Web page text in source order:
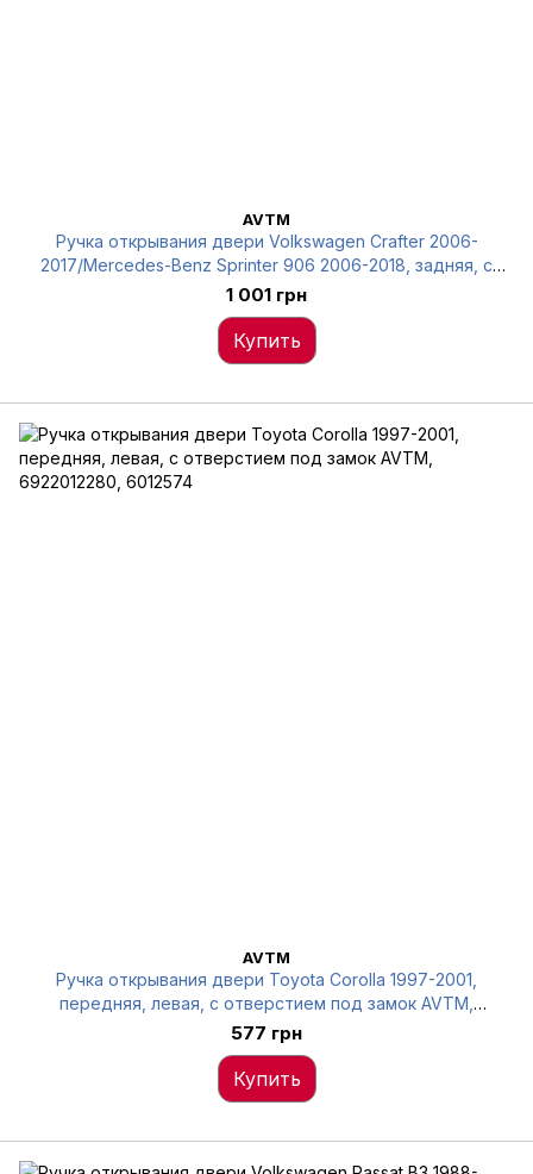
AVTM
Ручка открывания двери Volkswagen Crafter 2006-
2017/Mercedes-Benz Sprinter 906 2006-2018, задняя, с
отверстием под замок AVTM, A9067600170, 6012587
1 001 грн
Купить
AVTM
Ручка открывания двери Toyota Corolla 1997-2001,
передняя, левая, с отверстием под замок AVTM,
6922012280, 6012574
577 грн
Купить